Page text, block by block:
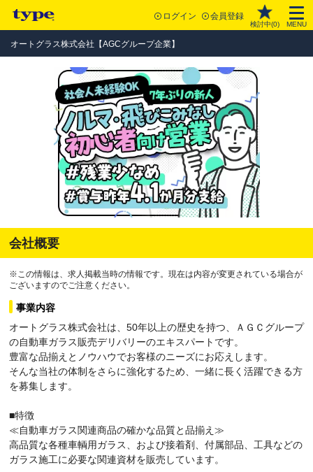
ログイン 会員登録
検討中(0) MENU
オートグラス株式会社【AGCグループ企業】
会社概要
※この情報は、求人掲載当時の情報です。現在は内容が変更されている場合が
ございますのでご注意ください。
事業内容
オートグラス株式会社は、50年以上の歴史を持つ、ＡＧＣグループ
の自動車ガラス販売デリバリーのエキスパートです。
豊富な品揃えとノウハウでお客様のニーズにお応えします。
そんな当社の体制をさらに強化するため、一緒に長く活躍できる方
を募集します。
■特徴
≪自動車ガラス関連商品の確かな品質と品揃え≫
高品質な各種車輌用ガラス、および接着剤、付属部品、工具などの
ガラス施工に必要な関連資材を販売しています。